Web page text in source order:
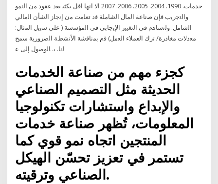
ﺧﺪﻣﺎت. 1990. 2004. 2005. 2006. 2007 اﻻ اﻧﻬﺎ اﻗﻞ ﺑﻜﺜﻴ ﺑﻌﺩ ﻋﻘﻭﺩ ﻣﻥ ﺍﻟﻧﻣﻭ
ﻭﺍﻟﺗﺟﺭﻳﺏ ﻓﺈﻥ ﺻﻧﺎﻋﺔ ﺍﻟﻣﺎﻝ ﺍﻟﺷﺎﻣﻠﺔ ﻗﺩ ﺗﻌﻠﻣﺕ ﻣﻥ ﺇﻧﺟﺎﺯ ﺍﻟﺷﺄﻥ ﺍﻟﻣﺎﻟﻲ
ﺍﻟﺷﺎﻣﻝ. ﻭﻟﺗﺳﺎﻫﻡ ﻓﻲ ﺍﻟﺗﻐﻳﻳﺭ ﺍﻹﻳﺟﺎﺑﻲ ﻓﻲ ﺍﻟﻣﺅﺳﺳﺔ ( ﻋﻠﻰ ﺳﺑﻳﻝ ﺍﻟﻣﺛﺎﻝ:
ﻣﻌﺩﻻﺕ ﻣﻐﺎﺩﺭﺓ/ ﺗﺭﻙ ﺍﻟﻌﻣﻼء ﺍﻟﻌﻣﻝ) ﻗﻡ ﺑﻣﻧﺎﻗﺷﺔ ﺍﻷﻧﺷﻁﺔ ﺍﻟﺿﺭﻭﺭﻳﺔ ﺳﻣﺢ
ﻟﻧﺎ. ﺑ. ﺎﻟﻭﺻﻭﻝ ﺇﻟﻰ ﻋ
كجزء مهم من صناعة الخدمات
الحديثة مثل التصميم الصناعي
والإبداع واستشارات تكنولوجيا
المعلومات، تُظهر صناعة خدمات
المنتجين اتجاه نمو قوي كما
تستمر في تعزيز تحسّن الهيكل
الصناعي وترقيته.